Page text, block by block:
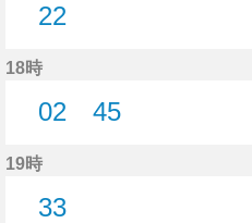
22
18時
02
45
19時
33